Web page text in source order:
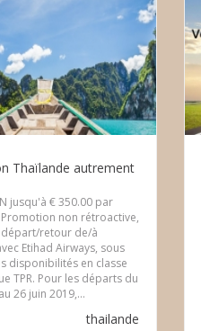
Thaïlande autrement
jusqu'à € 350.00 par
non rétroactive,
retour de/à
Etihad Airways, sous
disponibilités en classe
TPR. Pour les départs du
26 juin 2019,...
thailande